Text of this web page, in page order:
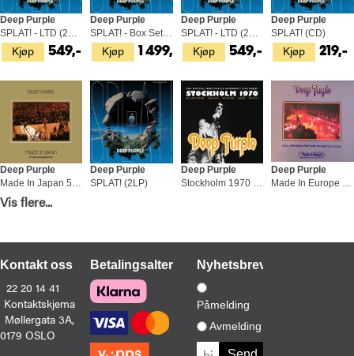
Kjøp
Deep Purple
SPLAT! - LTD (2LP)
549,- Kjøp
Deep Purple
SPLAT! - Box Set (2LP + 3 x 10" + 7")
1 499,- Kjøp
Deep Purple
SPLAT! - LTD (2LP)
549,- Kjøp
Deep Purple
SPLAT! (CD)
219,-
Kjøp
Deep Purple
549,-
Deep Purple
SPLAT! (2LP)
Deep Purple
Deep Purple
Deep Purple
Kjøp
Deep Purple
Greatest Hits (4LP)
1 099,- Kjøp
Deep Purple
Greatest Hits - LTD (4LP)
1 099,-
Vis flere...
Kontakt oss
22 20 14 41
Kontaktskjema
Møllergata 3A,
0179 OSLO
BetalingsalternativerNyhetsbrev
Påmelding
Avmelding